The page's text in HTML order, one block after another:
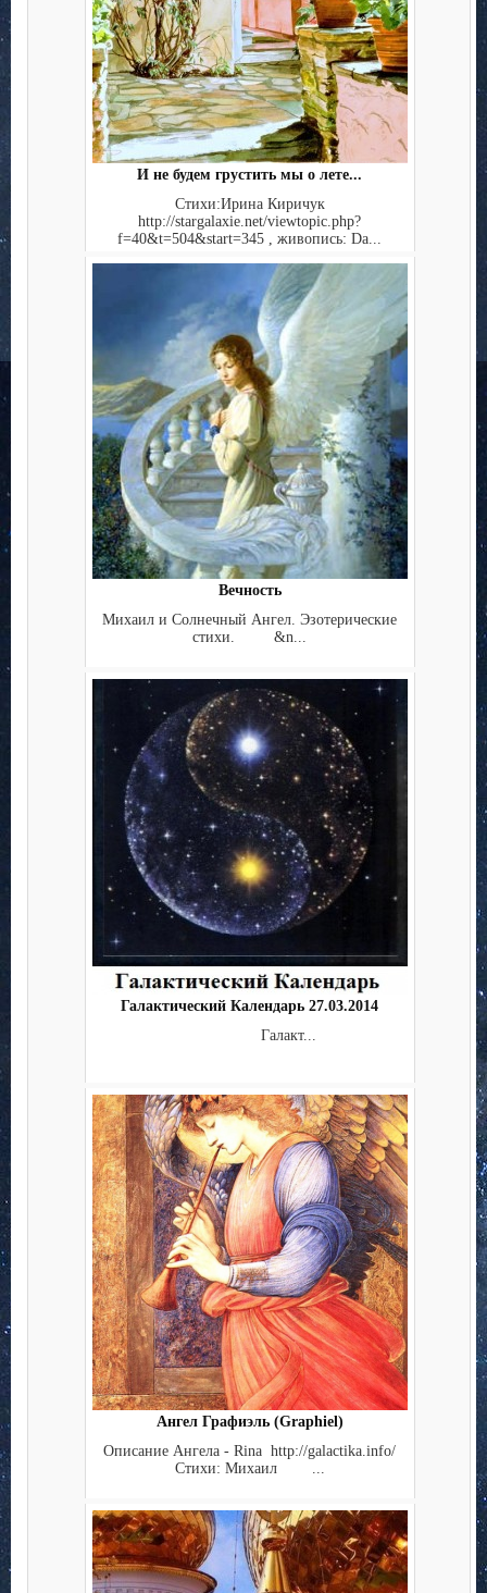
И не будем грустить мы о лете...
Стихи:Ирина Киричук
http://stargalaxie.net/viewtopic.php?
f=40&t=504&start=345 , живопись: Da...
Вечность
Михаил и Солнечный Ангел. Эзотерические
стихи. &n...
Галактический Календарь 27.03.2014
Галакт...
Ангел Графиэль (Graphiel)
Описание Ангела - Rina http://galactika.info/
Стихи: Михаил ...